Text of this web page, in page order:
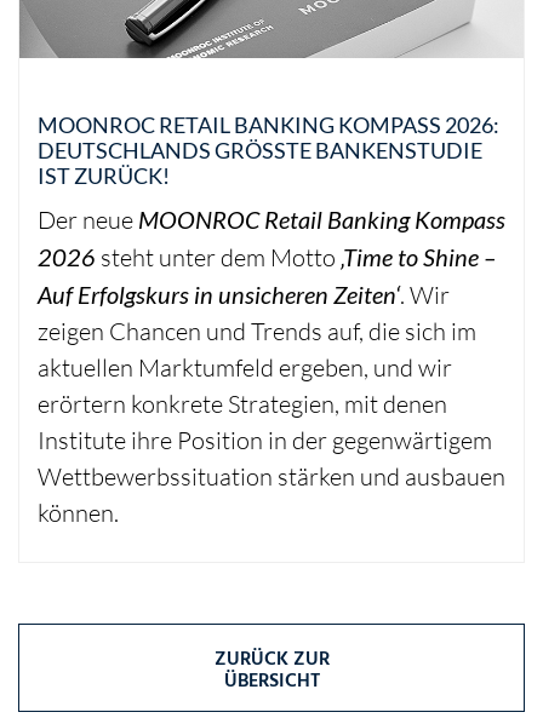
MOONROC RETAIL BANKING KOMPASS 2026:
DEUTSCHLANDS GRÖSSTE BANKENSTUDIE I
ST ZURÜCK!
Der neue MOONROC Retail Banking Kompass
2026 steht unter dem Motto ‚Time to Shine –
Auf Erfolgskurs in unsicheren Zeiten‘. Wir
zeigen Chancen und Trends auf, die sich im
aktuellen Marktumfeld ergeben, und wir
erörtern konkrete Strategien, mit denen
Institute ihre Position in der gegenwärtigem
Wettbewerbssituation stärken und ausbauen
können.
ZURÜCK ZUR
ÜBERSICHT